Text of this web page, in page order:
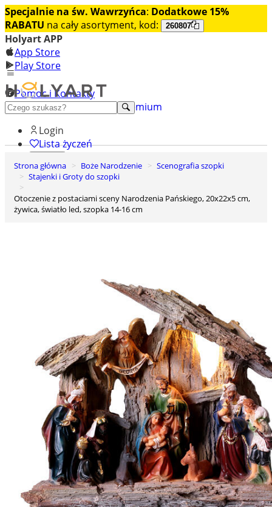
Specjalnie na św. Wawrzyńca: Dodatkowe 15%
RABATU na cały asortyment, kod: 260807
Holyart APP
App Store
Play Store
Pomoc i Kontakty
+48 222 922 860
Odkryj premium
Login
Lista życzeń
0
Koszyk
Strona główna Boże Narodzenie
Scenografia szopki
Stajenki i Groty do szopki
Otoczenie z postaciami sceny Narodzenia Pańskiego, 20x22x5 cm,
żywica, światło led, szopka 14-16 cm